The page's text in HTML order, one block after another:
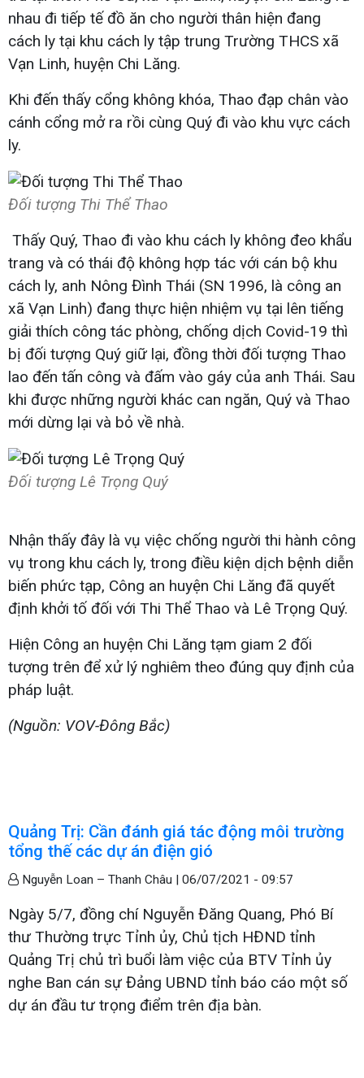
nhau đi tiếp tế đồ ăn cho người thân hiện đang
cách ly tại khu cách ly tập trung Trường THCS xã
Vạn Linh, huyện Chi Lăng.
Khi đến thấy cổng không khóa, Thao đạp chân vào
cánh cổng mở ra rồi cùng Quý đi vào khu vực cách
ly.
Đối tượng Thi Thể Thao
Thấy Quý, Thao đi vào khu cách ly không đeo khẩu
trang và có thái độ không hợp tác với cán bộ khu
cách ly, anh Nông Đình Thái (SN 1996, là công an
xã Vạn Linh) đang thực hiện nhiệm vụ tại lên tiếng
giải thích công tác phòng, chống dịch Covid-19 thì
bị đối tượng Quý giữ lại, đồng thời đối tượng Thao
lao đến tấn công và đấm vào gáy của anh Thái. Sau
khi được những người khác can ngăn, Quý và Thao
mới dừng lại và bỏ về nhà.
Đối tượng Lê Trọng Quý
Nhận thấy đây là vụ việc chống người thi hành công
vụ trong khu cách ly, trong điều kiện dịch bệnh diễn
biến phức tạp, Công an huyện Chi Lăng đã quyết
định khởi tố đối với Thi Thể Thao và Lê Trọng Quý.
Hiện Công an huyện Chi Lăng tạm giam 2 đối
tượng trên để xử lý nghiêm theo đúng quy định của
pháp luật.
(Nguồn: VOV-Đông Bắc)
Quảng Trị: Cần đánh giá tác động môi trường
tổng thế các dự án điện gió
Nguyễn Loan – Thanh Châu | 06/07/2021 - 09:57
Ngày 5/7, đồng chí Nguyễn Đăng Quang, Phó Bí
thư Thường trực Tỉnh ủy, Chủ tịch HĐND tỉnh
Quảng Trị chủ trì buổi làm việc của BTV Tỉnh ủy
nghe Ban cán sự Đảng UBND tỉnh báo cáo một số
dự án đầu tư trọng điểm trên địa bàn.